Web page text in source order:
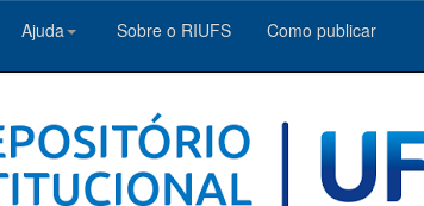
Ajuda Sobre o RIUFS Como publicar